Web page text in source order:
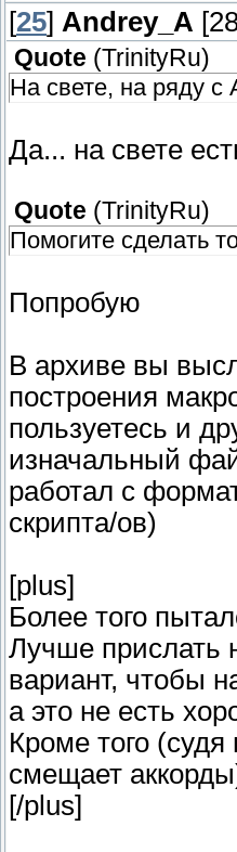
[25] Andrey_A
Quote (TrinityRu)
На свете, на ряду с
Да... на свете
Quote (TrinityRu)
Помогите сделать
Попробую
В архиве вы
построения
пользуетесь и
изначальный
работал с
скрипта/ов)
[plus]
Более того
Лучше прислать
вариант, чтобы
а это не есть
Кроме того
смещает
[/plus]